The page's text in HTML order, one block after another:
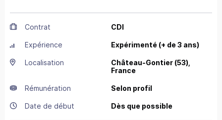
Contrat CDI
Expérience Expérimenté (+ de 3 ans)
Localisation Château-Gontier (53),
France
Rémunération Selon profil
Date de début Dès que possible